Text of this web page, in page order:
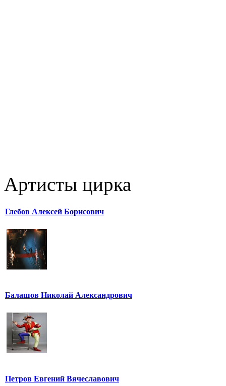
Артисты цирка
Глебов Алексей Борисович
Балашов Николай Александрович
Петров Евгений Вячеславович